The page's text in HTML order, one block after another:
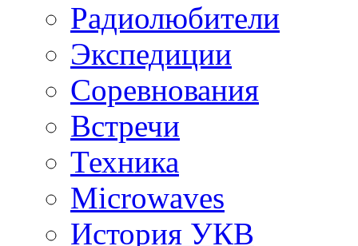
Радиолюбители
Экспедиции
Соревнования
Встречи
Техника
Microwaves
История УКВ